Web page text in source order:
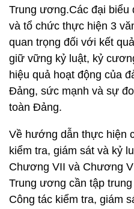
Trung ương.Các đại biểu
và tổ chức thực hiện 3
quan trọng đối với kết
giữ vững kỷ luật, kỷ
hiệu quả hoạt động của
Đảng, sức mạnh và sự
toàn Đảng.
Về hướng dẫn thực hiện
kiểm tra, giám sát và kỷ
Chương VII và Chương
Trung ương cần tập
Công tác kiểm tra, giám